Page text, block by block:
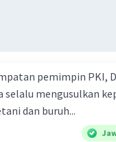
pemimpin PKI,
mengusulkan
dan buruh...